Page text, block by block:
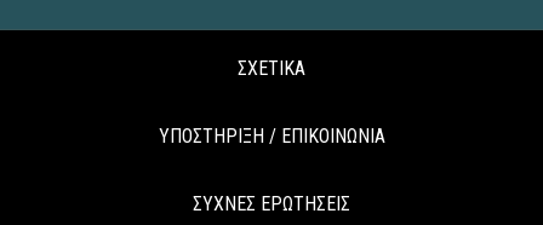
ΣΧΕΤΙΚΑ
ΥΠΟΣΤΗΡΙΞΗ / ΕΠΙΚΟΙΝΩΝΙΑ
ΣΥΧΝΕΣ ΕΡΩΤΗΣΕΙΣ